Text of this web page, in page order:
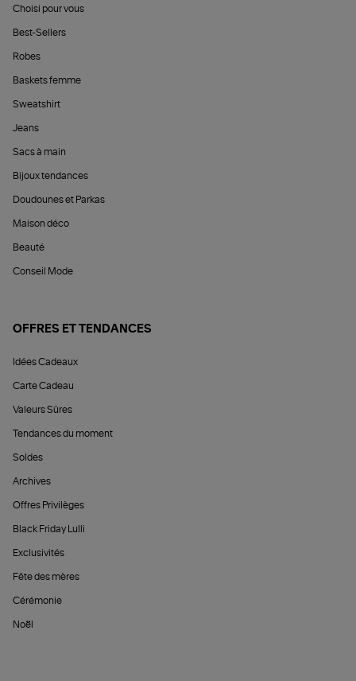
Choisi pour vous
Best-Sellers
Robes
Baskets femme
Sweatshirt
Jeans
Sacs à main
Bijoux tendances
Doudounes et Parkas
Maison déco
Beauté
Conseil Mode
OFFRES ET TENDANCES
Idées Cadeaux
Carte Cadeau
Valeurs Sûres
Tendances du moment
Soldes
Archives
Offres Privilèges
Black Friday Lulli
Exclusivités
Fête des mères
Cérémonie
Noël